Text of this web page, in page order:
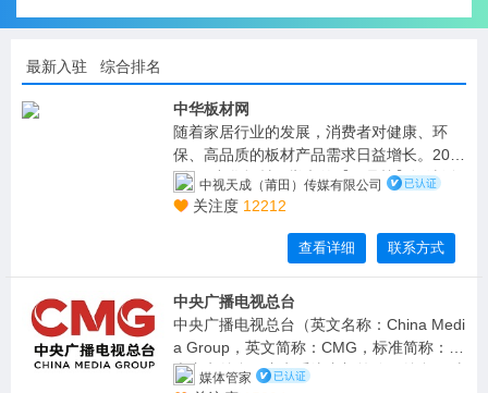
最新入驻 综合排名
中华板材网
随着家居行业的发展，消费者对健康、环
保、高品质的板材产品需求日益增长。202
4年，中华板材网举办的【甄品榜】评选活
动中，以下品牌凭借其卓越的品质和良好的
中视天成（莆田）传媒有限公司
关注度 12212
查看详细 联系方式
中央广播电视总台
中央广播电视总台（英文名称：China Medi
a Group，英文简称：CMG，标准简称：中
央广电总台，广电系统内部简称：总台，对
媒体管家